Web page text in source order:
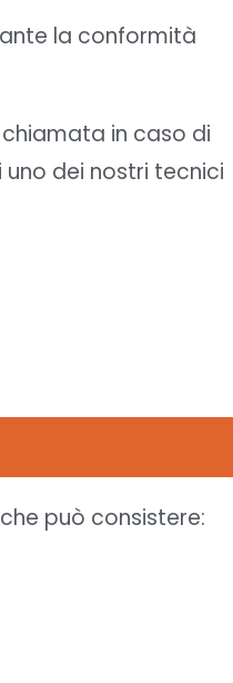
la conformità
in caso di
dei nostri tecnici
che può consistere: